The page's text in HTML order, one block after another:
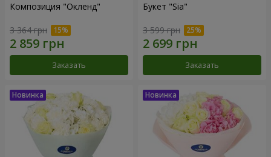
Композиция "Окленд"
3 364 грн
Заказать
Букет "Sia"
3 599 грн
Заказать